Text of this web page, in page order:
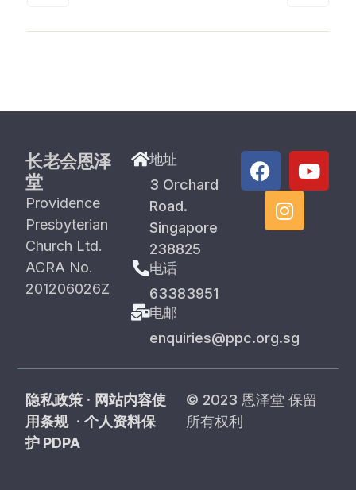
长老会恩泽
堂
Providence
Presbyterian
Church Ltd.
ACRA No.
201206026Z
地址
3 Orchard
Road.
Singapore
238825
电话
63383951
电邮
enquiries@ppc.org.sg
隐私政策 · 网站内容使
用条规·个人资料保
护 PDPA
© 2023 恩泽堂 保留
所有权利